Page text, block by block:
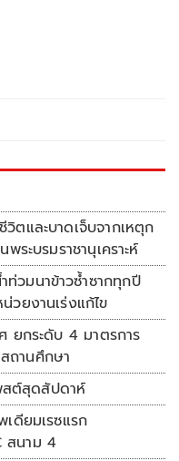
ตและบาดเจ็บจากเหตุก
พระบรมราชานุเคราะห์
วมนาข้าวซ้ำซากทุกปี
วยงานเร่งแก้ไข
ยกระดับ 4 มาตรการ
ถานศึกษา
สต์สุดสัปดาห์
ดียมเรซแรก
สนาม 4